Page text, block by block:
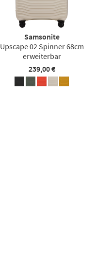
Samsonite
Upscape 02 Spinner 68cm
erweiterbar
239,00 €